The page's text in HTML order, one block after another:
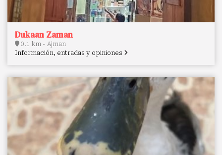
Dukaan Zaman
0.1 km - Ajman
Información, entradas y opiniones